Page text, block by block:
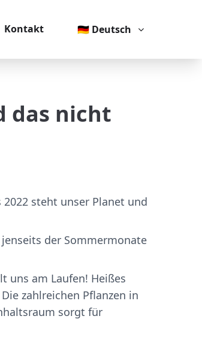
Kontakt 🇩🇪 Deutsch
das nicht
steht unser Planet und
der Sommermonate
uns am Laufen! Heißes
zahlreichen Pflanzen in
sorgt für